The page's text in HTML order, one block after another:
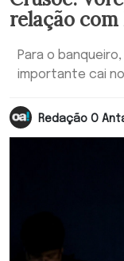
relação com
Para o
importante cai
Redação O